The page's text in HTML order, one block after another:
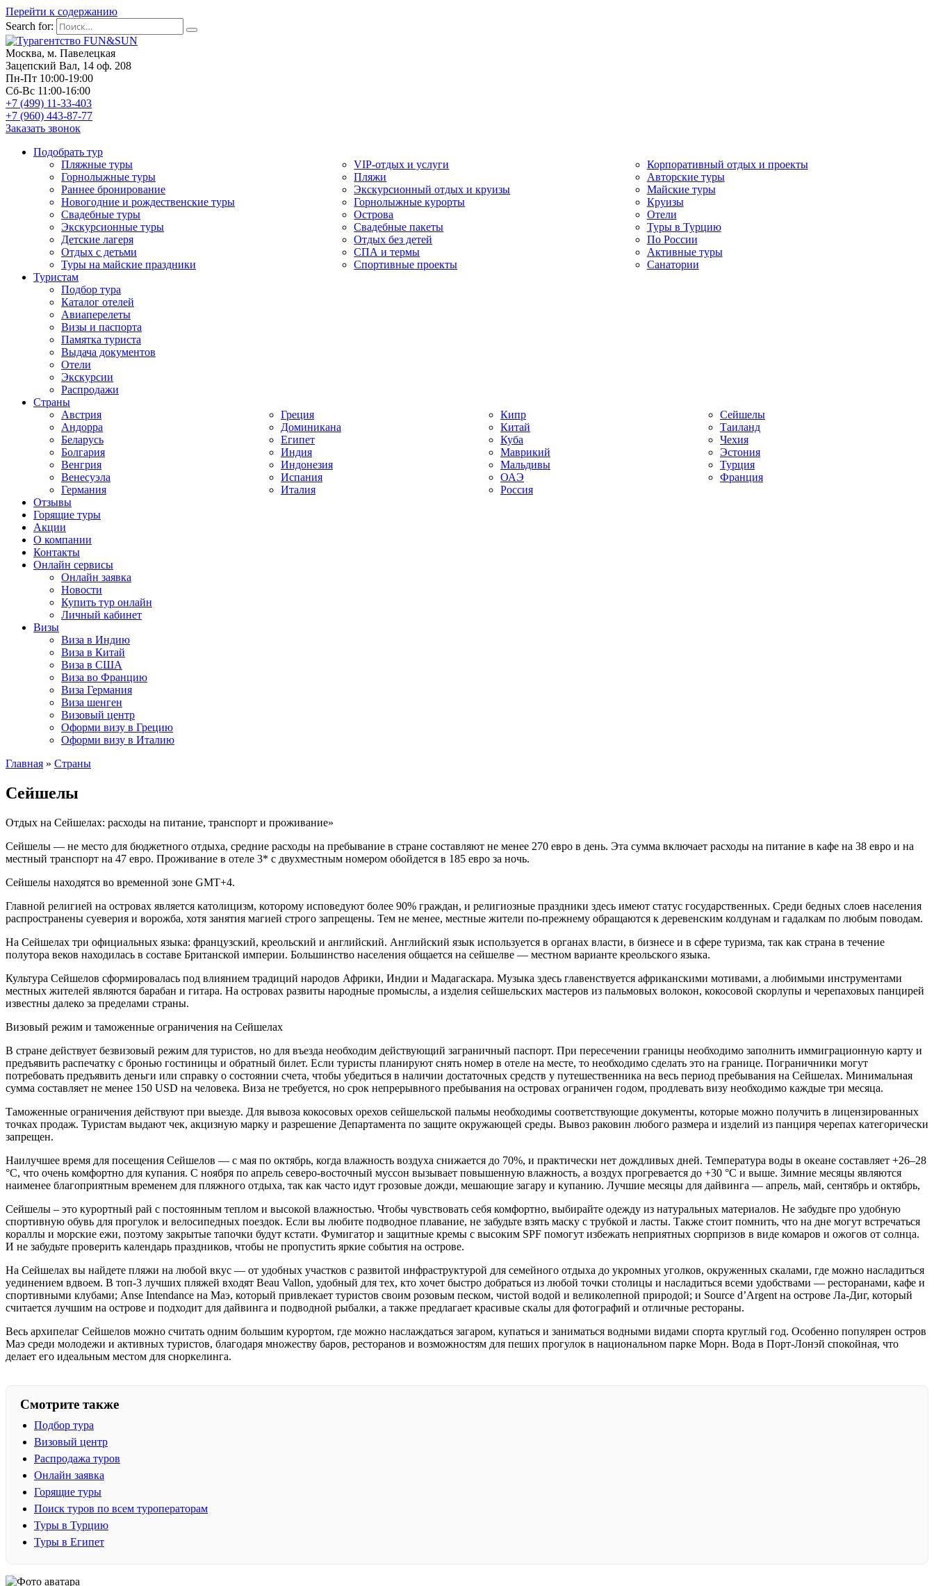
Перейти к содержанию
Search for:
Москва, м. Павелецкая
Зацепский Вал, 14 оф. 208
Пн-Пт 10:00-19:00
Сб-Вс 11:00-16:00
+7 (499) 11-33-403
+7 (960) 443-87-77
Заказать звонок
Подобрать тур
Пляжные туры
Горнолыжные туры
Раннее бронирование
Новогодние и рождественские туры
Свадебные туры
Экскурсионные туры
Детские лагеря
Отдых с детьми
Туры на майские праздники
VIP-отдых и услуги
Пляжи
Экскурсионный отдых и круизы
Горнолыжные курорты
Острова
Свадебные пакеты
Отдых без детей
СПА и термы
Спортивные проекты
Корпоративный отдых и проекты
Авторские туры
Майские туры
Круизы
Отели
Туры в Турцию
По России
Активные туры
Санатории
Туристам
Подбор тура
Каталог отелей
Авиаперелеты
Визы и паспорта
Памятка туриста
Выдача документов
Отели
Экскурсии
Распродажи
Страны
Австрия
Андорра
Беларусь
Болгария
Венгрия
Венесуэла
Германия
Греция
Доминикана
Египет
Индия
Индонезия
Испания
Италия
Кипр
Китай
Куба
Маврикий
Мальдивы
ОАЭ
Россия
Сейшелы
Таиланд
Чехия
Эстония
Турция
Франция
Отзывы
Горящие туры
Акции
О компании
Контакты
Онлайн сервисы
Онлайн заявка
Новости
Купить тур онлайн
Личный кабинет
Визы
Виза в Индию
Виза в Китай
Виза в США
Виза во Францию
Виза Германия
Виза шенген
Визовый центр
Оформи визу в Грецию
Оформи визу в Италию
Главная » Страны
Сейшелы
Отдых на Сейшелах: расходы на питание, транспорт и проживание»
Сейшелы — не место для бюджетного отдыха, средние расходы на пребывание в стране составляют не менее 270 евро в день. Эта сумма включает расходы на питание в кафе на 38 евро и на
местный транспорт на 47 евро. Проживание в отеле 3* с двухместным номером обойдется в 185 евро за ночь.
Сейшелы находятся во временной зоне GMT+4.
Главной религией на островах является католицизм, которому исповедуют более 90% граждан, и религиозные праздники здесь имеют статус государственных. Среди бедных слоев населения
распространены суеверия и ворожба, хотя занятия магией строго запрещены. Тем не менее, местные жители по-прежнему обращаются к деревенским колдунам и гадалкам по любым поводам.
На Сейшелах три официальных языка: французский, креольский и английский. Английский язык используется в органах власти, в бизнесе и в сфере туризма, так как страна в течение
полутора веков находилась в составе Британской империи. Большинство населения общается на сейшелве — местном варианте креольского языка.
Культура Сейшелов сформировалась под влиянием традиций народов Африки, Индии и Мадагаскара. Музыка здесь главенствуется африканскими мотивами, а любимыми инструментами
местных жителей являются барабан и гитара. На островах развиты народные промыслы, а изделия сейшельских мастеров из пальмовых волокон, кокосовой скорлупы и черепаховых панцирей
известны далеко за пределами страны.
Визовый режим и таможенные ограничения на Сейшелах
В стране действует безвизовый режим для туристов, но для въезда необходим действующий заграничный паспорт. При пересечении границы необходимо заполнить иммиграционную карту и
предъявить распечатку с бронью гостиницы и обратный билет. Если туристы планируют снять номер в отеле на месте, то необходимо сделать это на границе. Пограничники могут
потребовать предъявить деньги или справку о состоянии счета, чтобы убедиться в наличии достаточных средств у путешественника на весь период пребывания на Сейшелах. Минимальная
сумма составляет не менее 150 USD на человека. Виза не требуется, но срок непрерывного пребывания на островах ограничен годом, продлевать визу необходимо каждые три месяца.
Таможенные ограничения действуют при выезде. Для вывоза кокосовых орехов сейшельской пальмы необходимы соответствующие документы, которые можно получить в лицензированных
точках продаж. Туристам выдают чек, акцизную марку и разрешение Департамента по защите окружающей среды. Вывоз раковин любого размера и изделий из панциря черепах категорически
запрещен.
Наилучшее время для посещения Сейшелов — с мая по октябрь, когда влажность воздуха снижается до 70%, и практически нет дождливых дней. Температура воды в океане составляет +26–28
°С, что очень комфортно для купания. С ноября по апрель северо-восточный муссон вызывает повышенную влажность, а воздух прогревается до +30 °С и выше. Зимние месяцы являются
наименее благоприятным временем для пляжного отдыха, так как часто идут грозовые дожди, мешающие загару и купанию. Лучшие месяцы для дайвинга — апрель, май, сентябрь и октябрь,
Сейшелы – это курортный рай с постоянным теплом и высокой влажностью. Чтобы чувствовать себя комфортно, выбирайте одежду из натуральных материалов. Не забудьте про удобную
спортивную обувь для прогулок и велосипедных поездок. Если вы любите подводное плавание, не забудьте взять маску с трубкой и ласты. Также стоит помнить, что на дне могут встречаться
кораллы и морские ежи, поэтому закрытые тапочки будут кстати. Фумигатор и защитные кремы с высоким SPF помогут избежать неприятных сюрпризов в виде комаров и ожогов от солнца.
И не забудьте проверить календарь праздников, чтобы не пропустить яркие события на острове.
На Сейшелах вы найдете пляжи на любой вкус — от удобных участков с развитой инфраструктурой для семейного отдыха до укромных уголков, окруженных скалами, где можно насладиться
уединением вдвоем. В топ-3 лучших пляжей входят Beau Vallon, удобный для тех, кто хочет быстро добраться из любой точки столицы и насладиться всеми удобствами — ресторанами, кафе и
спортивными клубами; Anse Intendance на Маэ, который привлекает туристов своим розовым песком, чистой водой и великолепной природой; и Source d’Argent на острове Ла-Диг, который
считается лучшим на острове и подходит для дайвинга и подводной рыбалки, а также предлагает красивые скалы для фотографий и отличные рестораны.
Весь архипелаг Сейшелов можно считать одним большим курортом, где можно наслаждаться загаром, купаться и заниматься водными видами спорта круглый год. Особенно популярен остров
Маэ среди молодежи и активных туристов, благодаря множеству баров, ресторанов и возможностям для пеших прогулок в национальном парке Морн. Вода в Порт-Лонэй спокойная, что
делает его идеальным местом для сноркелинга.
Смотрите также
Подбор тура
Визовый центр
Распродажа туров
Онлайн заявка
Горящие туры
Поиск туров по всем туроператорам
Туры в Турцию
Туры в Египет